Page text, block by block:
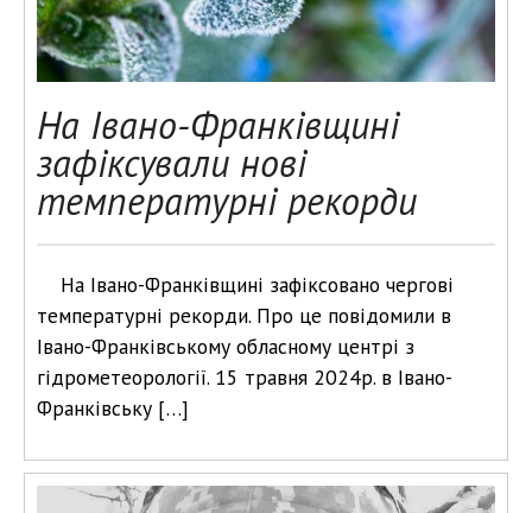
На Івано-Франківщині
зафіксували нові
температурні рекорди
На Івано-Франківщині зафіксовано чергові
температурні рекорди. Про це повідомили в
Івано-Франківському обласному центрі з
гідрометеорології. 15 травня 2024р. в Івано-
Франківську […]